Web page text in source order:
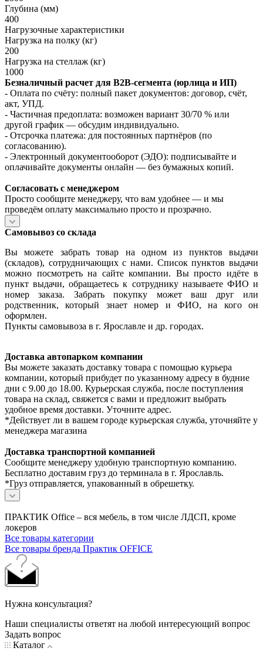
Глубина (мм)
400
Нагрузочные характеристики
Нагрузка на полку (кг)
200
Нагрузка на стеллаж (кг)
1000
Безналичный расчет для B2B‑сегмента (юрлица и ИП)
- Оплата по счёту: полный пакет документов: договор, счёт,
акт, УПД.
- Частичная предоплата: возможен вариант 30/70 % или
другой график — обсудим индивидуально.
- Отсрочка платежа: для постоянных партнёров (по
согласованию).
- Электронный документооборот (ЭДО): подписывайте и
оплачивайте документы онлайн — без бумажных копий.
Согласовать с менеджером
Просто сообщите менеджеру, что вам удобнее — и мы
проведём оплату максимально просто и прозрачно.
Самовывоз со склада
Вы можете забрать товар на одном из пунктов выдачи
(складов), сотрудничающих с нами. Список пунктов выдачи
можно посмотреть на сайте компании. Вы просто идёте в
пункт выдачи, обращаетесь к сотруднику называете ФИО и
номер заказа. Забрать покупку может ваш друг или
родственник, который знает номер и ФИО, на кого он
оформлен.
Пункты самовывоза в г. Ярославле и др. городах.
Доставка автопарком компании
Вы можете заказать доставку товара с помощью курьера
компании, который прибудет по указанному адресу в будние
дни с 9.00 до 18.00. Курьерская служба, после поступления
товара на склад, свяжется с вами и предложит выбрать
удобное время доставки. Уточните адрес.
*Действует ли в вашем городе курьерская служба, уточняйте у
менеджера магазина
Доставка транспортной компанией
Сообщите менеджеру удобную транспортную компанию.
Бесплатно доставим груз до терминала в г. Ярославль.
*Груз отправляется, упакованный в обрешетку.
ПРАКТИК Office – вся мебель, в том числе ЛДСП, кроме
локеров
Все товары категории
Все товары бренда Практик OFFICE
Нужна консультация?
Наши специалисты ответят на любой интересующий вопрос
Задать вопрос
Каталог